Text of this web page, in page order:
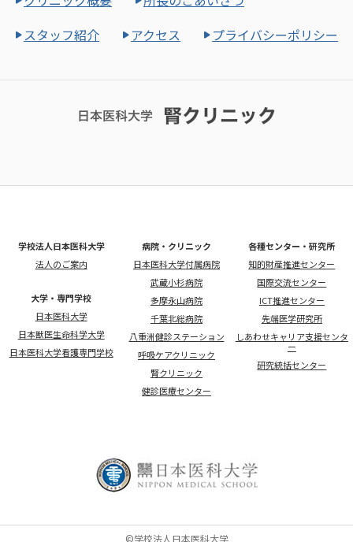
スタッフ紹介
アクセス プライバシーポリシー
学校法人日本医科大学
法人のご案内
大学・専門学校
日本医科大学
日本獣医生命科学大学
日本医科大学看護専門学校
病院・クリニック
日本医科大学付属病院
武蔵小杉病院
多摩永山病院
千葉北総病院
八重洲健診ステーション
呼吸ケアクリニック
腎クリニック
健診医療センター
各種センター・研究所
知的財産推進センター
国際交流センター
ICT推進センター
先端医学研究所
しあわせキャリア支援センタ
ー
研究統括センター
©学校法人日本医科大学